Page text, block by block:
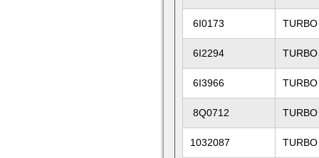
6I0173
6I2294
6I3966
8Q0712
1032087